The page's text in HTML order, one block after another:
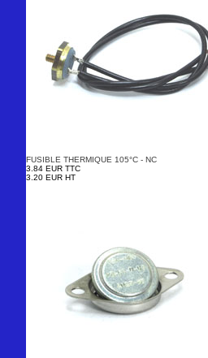
FUSIBLE THERMIQUE 105°C - NC
3.84 EUR TTC
3.20 EUR HT